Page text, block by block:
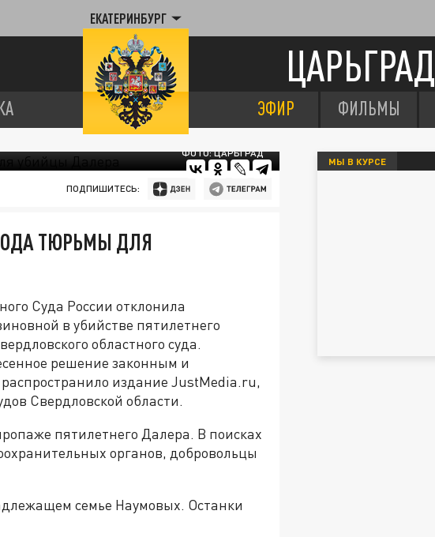
ЕКАТЕРИНБУРГ
ЦАРЬГРАД
ЭФИР ФИЛЬМЫ
ФОТО: ЦАРЬГРАД
ПОДПИШИТЕСЬ:
ТЮРЬМЫ ДЛЯ
Суда России отклонила
в убийстве пятилетнего
областного суда.
решение законным и
издание JustMedia.ru,
Свердловской области.
пятилетнего Далера. В поисках
органов, добровольцы
семье Наумовых. Останки
МЫ В КУРСЕ